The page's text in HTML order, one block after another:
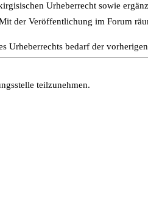
Urheberrecht sowie
der Veröffentlichung im Forum
Urheberrechts bedarf der
teilzunehmen.